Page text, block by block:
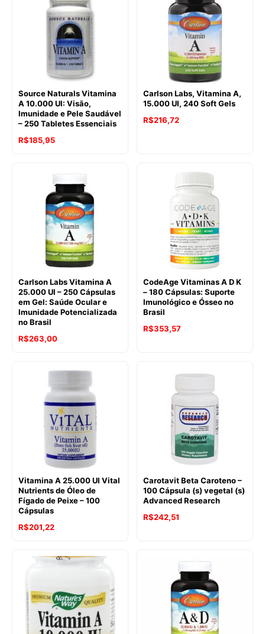
Source Naturals Vitamina
A 10.000 UI: Visão,
Imunidade e Pele Saudável
– 250 Tabletes Essenciais
R$185,95
Carlson Labs, Vitamina A,
15.000 UI, 240 Soft Gels
R$216,72
Carlson Labs Vitamina A
25.000 UI – 250 Cápsulas
em Gel: Saúde Ocular e
Imunidade Potencializada
no Brasil
R$263,00
CodeAge Vitaminas A D K
– 180 Cápsulas: Suporte
Imunológico e Ósseo no
Brasil
R$353,57
Vitamina A 25.000 UI Vital
Nutrients de Óleo de
Fígado de Peixe – 100
Cápsulas
R$201,22
Carotavit Beta Caroteno –
100 Cápsula (s) vegetal (s)
Advanced Research
R$242,51